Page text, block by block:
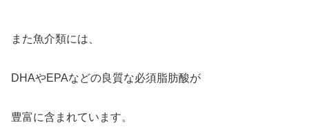
また魚介類には、
DHAやEPAなどの良質な必須脂肪酸が
豊富に含まれています。